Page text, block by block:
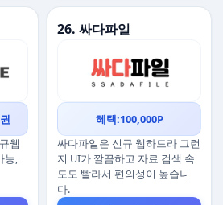
웹
능,
26. 싸다파일
혜택:100,000P
싸다파일은 신규 웹하드라 그런
지 UI가 깔끔하고 자료 검색 속
도도 빨라서 편의성이 높습니
다.